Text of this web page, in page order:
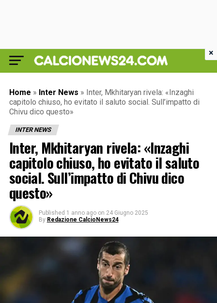
Home » Inter News » Inter, Mkhitaryan rivela: «Inzaghi
capitolo chiuso, ho evitato il saluto social. Sull’impatto di
Chivu dico questo»
INTER NEWS
Inter, Mkhitaryan rivela: «Inzaghi
capitolo chiuso, ho evitato il saluto
social. Sull’impatto di Chivu dico
questo»
Published 1 anno ago on 24 Giugno 2025
By Redazione CalcioNews24
×